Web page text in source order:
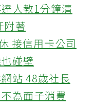
人教1分鐘清
附著
接信用卡公司
碰壁
站 48歲社長
為面子消費